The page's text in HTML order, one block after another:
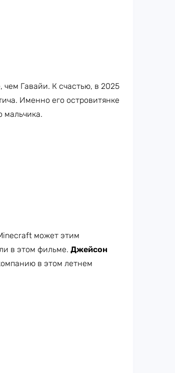
чем Гавайи. К счастью, в 2025
Именно его островитянке
мальчика.
может этим
в этом фильме. Джейсон
в этом летнем